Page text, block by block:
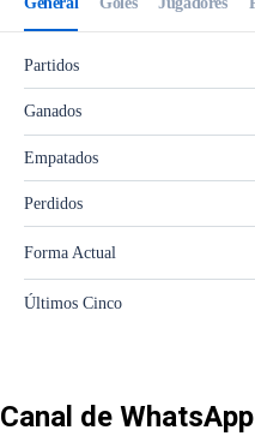
Canal de WhatsApp